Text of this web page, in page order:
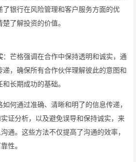
了银行在风险管理和客户服务方面的优
了解投资的价值。
：芒格强调在合作中保持透明和诚实，通
递，确保所有合作伙伴理解彼此的意图和
长期成功的基础。
何通过准确、清晰和明了的信息传递，
证分析，以及避免误导和保持诚实，来
通。这些方法不仅提高了沟通的效率，
性。